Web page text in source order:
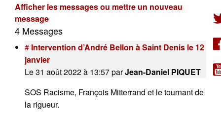
Afficher les messages ou mettre un nouveau
message
4 Messages
# Intervention d’André Bellon à Saint Denis le 12
janvier
Le 31 août 2022 à 13:57parJean-Daniel PIQUET
SOS Racisme, François Mitterrand et le tournant de
la rigueur.